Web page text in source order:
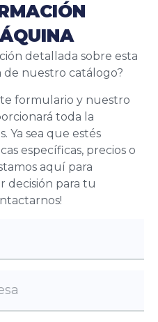
detallada sobre esta
nuestro catálogo?
formulario y nuestro
toda la
Ya sea que estés
específicas, precios o
aquí para
decisión para tu